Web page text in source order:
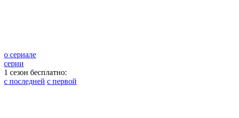
о сериале
серии
1 сезон бесплатно:
с последней с первой